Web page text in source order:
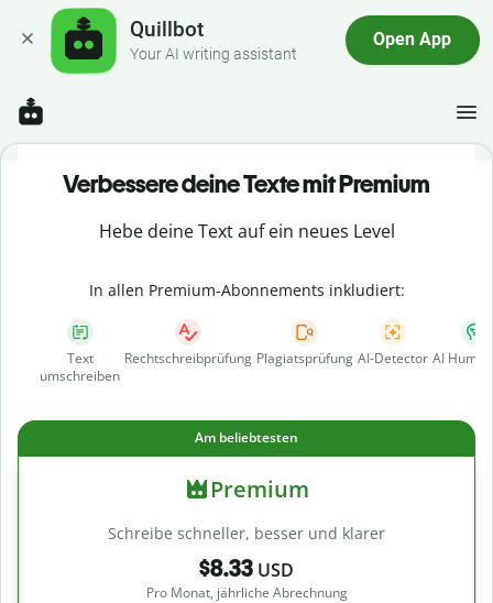
Quillbot
Your AI writing assistant
Open App
Verbessere deine Texte mit Premium
Hebe deine Text auf ein neues Level
In allen Premium-Abonnements inkludiert:
Text
umschreiben
Rechtschreibprüfung Plagiatsprüfung AI-Detector AI
Am beliebtesten
Premium
Schreibe schneller, besser und klarer
$8.33 USD
Pro Monat, jährliche Abrechnung